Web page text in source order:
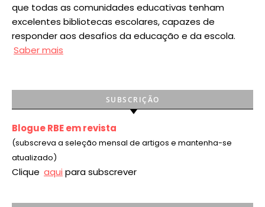
que todas as comunidades educativas tenham
excelentes bibliotecas escolares, capazes de
responder aos desafios da educação e da escola.
Saber mais
SUBSCRIÇÃO
Blogue RBE em revista
(subscreva a seleção mensal de artigos e mantenha-se
atualizado)
Clique aqui para subscrever